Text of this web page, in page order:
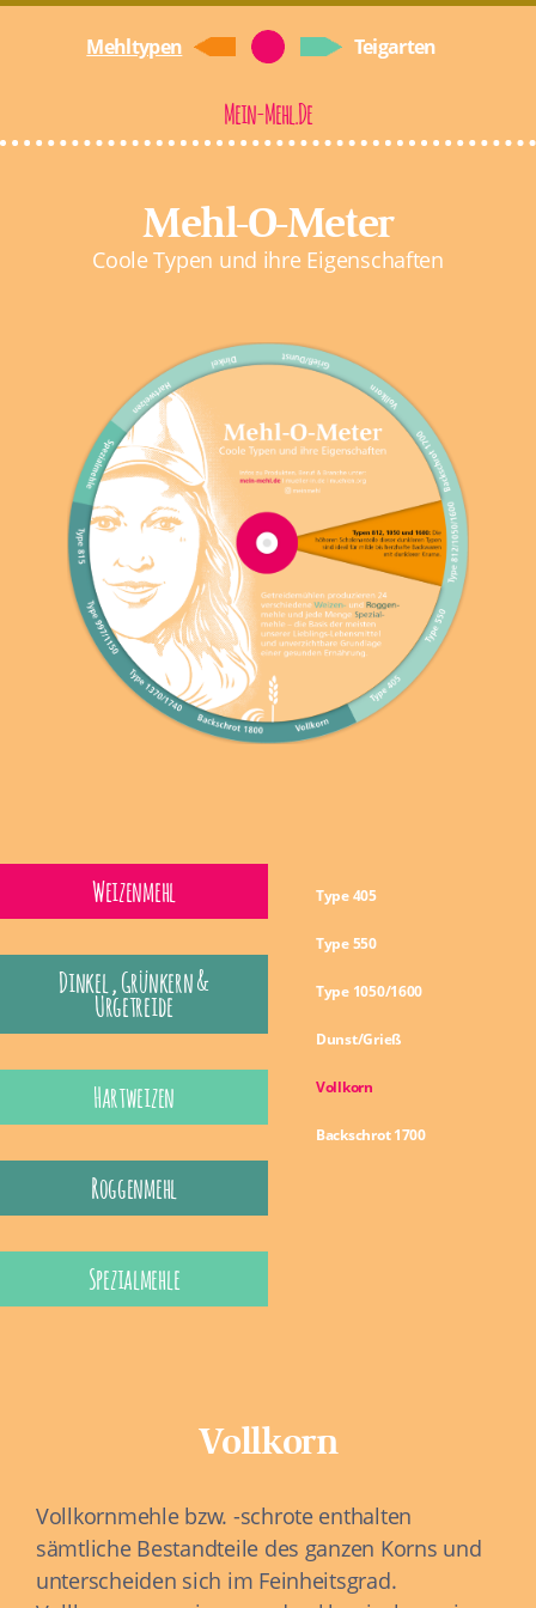
Mehltypen Teigarten
Mein-Mehl.de
Mehl-O-Meter
Coole Typen und ihre Eigenschaften
Weizenmehl
Dinkel , Grünkern &
Urgetreide
Hartweizen
Roggenmehl
Spezialmehle
Type 405
Type 550
Type 1050/1600
Dunst/Grieß
Vollkorn
Backschrot 1700
Vollkorn
Vollkornmehle bzw. -schrote enthalten
sämtliche Bestandteile des ganzen Korns und
unterscheiden sich im Feinheitsgrad.